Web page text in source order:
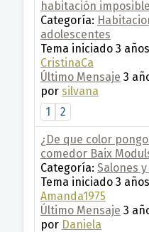
habitación
Categoría:
adolescentes
Tema iniciado 3
CristinaCa
Último Mensaje 3
por silvana
1
2
¿De que color
comedor Baix
Categoría: Salones
Tema iniciado 3
Amanda1975
Último Mensaje 3
por Daniela